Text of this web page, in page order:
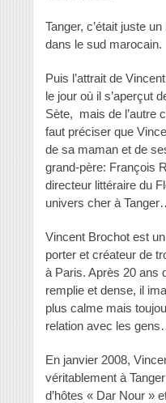
Tanger, c’était juste
dans le sud marocain.
Puis l’attrait de
le jour où il s’aperçut
Sète, mais de l’autre
faut préciser que
de sa maman et de
grand-père: François
directeur littéraire du
univers cher à
Vincent Brochot est
porter et créateur de
à Paris. Après 20 ans
remplie et dense, il
plus calme mais
relation avec les
En janvier 2008,
véritablement à
d’hôtes « Dar Nour »